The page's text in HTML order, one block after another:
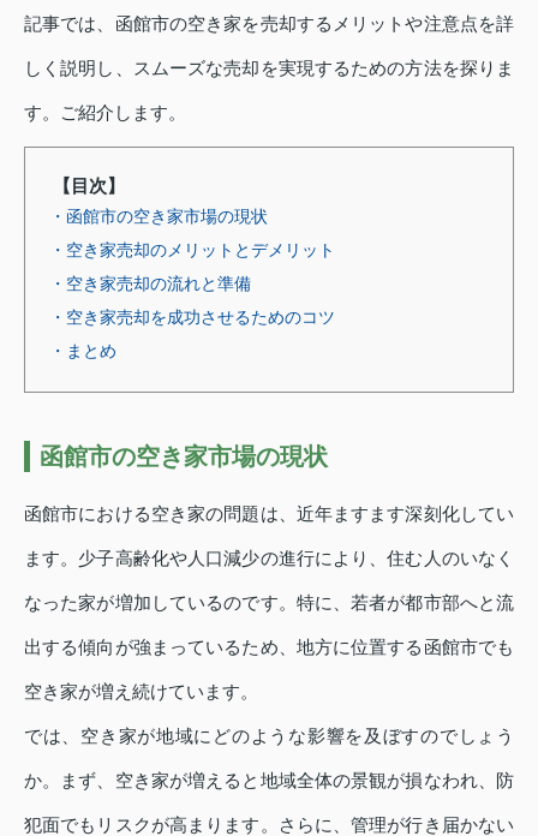
記事では、函館市の空き家を売却するメリットや注意点を詳
しく説明し、スムーズな売却を実現するための方法を探りま
す。ご紹介します。
【目次】
・函館市の空き家市場の現状
・空き家売却のメリットとデメリット
・空き家売却の流れと準備
・空き家売却を成功させるためのコツ
・まとめ
函館市の空き家市場の現状
函館市における空き家の問題は、近年ますます深刻化してい
ます。少子高齢化や人口減少の進行により、住む人のいなく
なった家が増加しているのです。特に、若者が都市部へと流
出する傾向が強まっているため、地方に位置する函館市でも
空き家が増え続けています。
では、空き家が地域にどのような影響を及ぼすのでしょう
か。まず、空き家が増えると地域全体の景観が損なわれ、防
犯面でもリスクが高まります。さらに、管理が行き届かない